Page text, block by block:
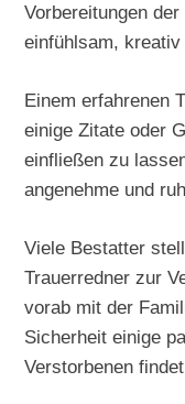
Vorbereitungen
einfühlsam,
Einem erfahrenen
einige Zitate oder
einfließen zu
angenehme und
Viele Bestatter
Trauerredner zur
vorab mit der
Sicherheit einige
Verstorbenen